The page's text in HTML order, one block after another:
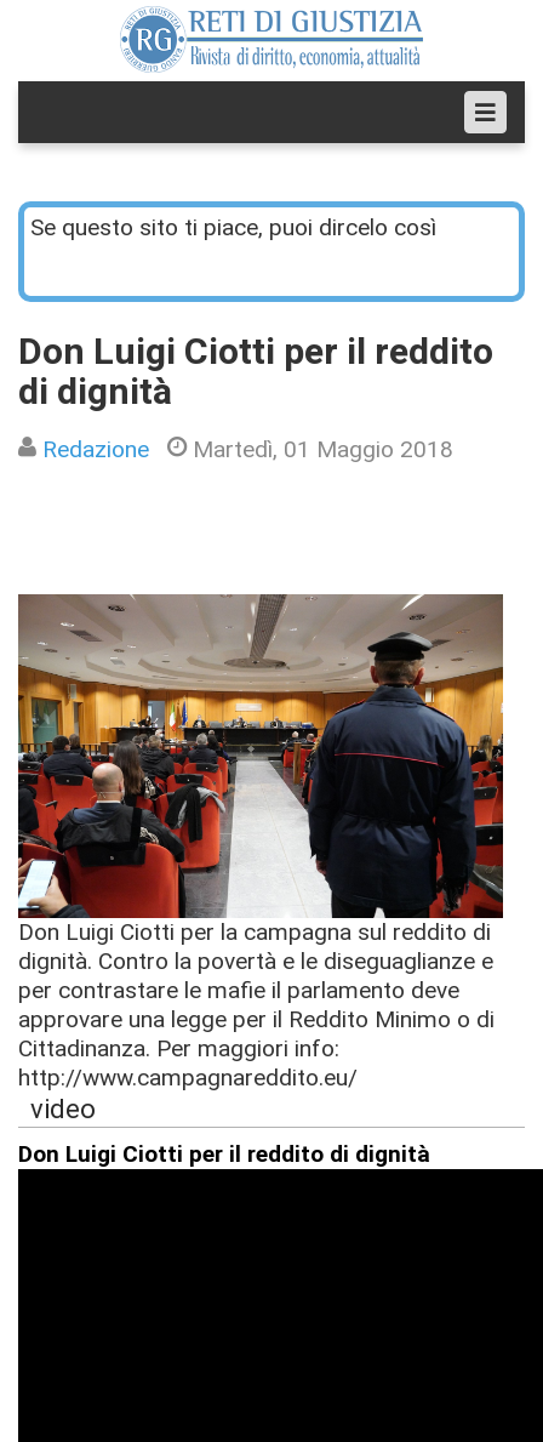
Se questo sito ti piace, puoi dircelo così
Don Luigi Ciotti per il reddito
di dignità
Redazione Martedì, 01 Maggio 2018
Don Luigi Ciotti per la campagna sul reddito di
dignità. Contro la povertà e le diseguaglianze e
per contrastare le mafie il parlamento deve
approvare una legge per il Reddito Minimo o di
Cittadinanza. Per maggiori info:
http://www.campagnareddito.eu/
video
Don Luigi Ciotti per il reddito di dignità